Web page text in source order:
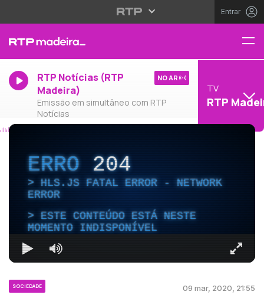
Entrar
RTP Notícias (RTP
Madeira)
Emissão em simultâneo com RTP
Notícias
NO AR
TV
RTP
ERRO204
HLS.JS FATAL ERROR - NETWORK
ERROR
ESTE CONTEÚDO ESTÁ NESTE
MOMENTO INDISPONÍVEL
SOCIEDADE 09 mar, 2020, 21:55